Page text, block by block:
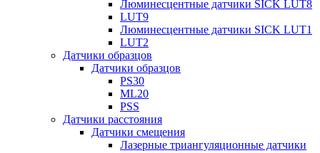
Люминесцентные датчики SICK LUT8
LUT9
Люминесцентные датчики SICK LUT1
LUT2
Датчики образцов
Датчики образцов
PS30
ML20
PSS
Датчики расстояния
Датчики смещения
Лазерные триангуляционные датчики